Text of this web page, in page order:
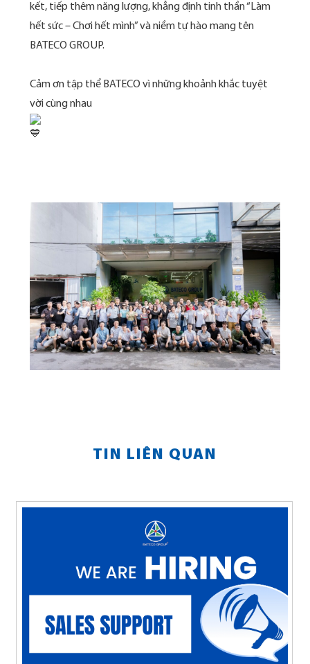
kết, tiếp thêm năng lượng, khẳng định tinh thần “Làm
hết sức – Chơi hết mình” và niềm tự hào mang tên
BATECO GROUP.
Cảm ơn tập thể BATECO vì những khoảnh khắc tuyệt
vời cùng nhau
TIN LIÊN QUAN